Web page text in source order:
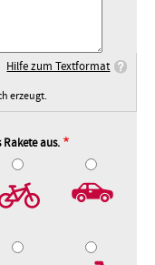
Hilfe zum Textformat
erzeugt.
aus.